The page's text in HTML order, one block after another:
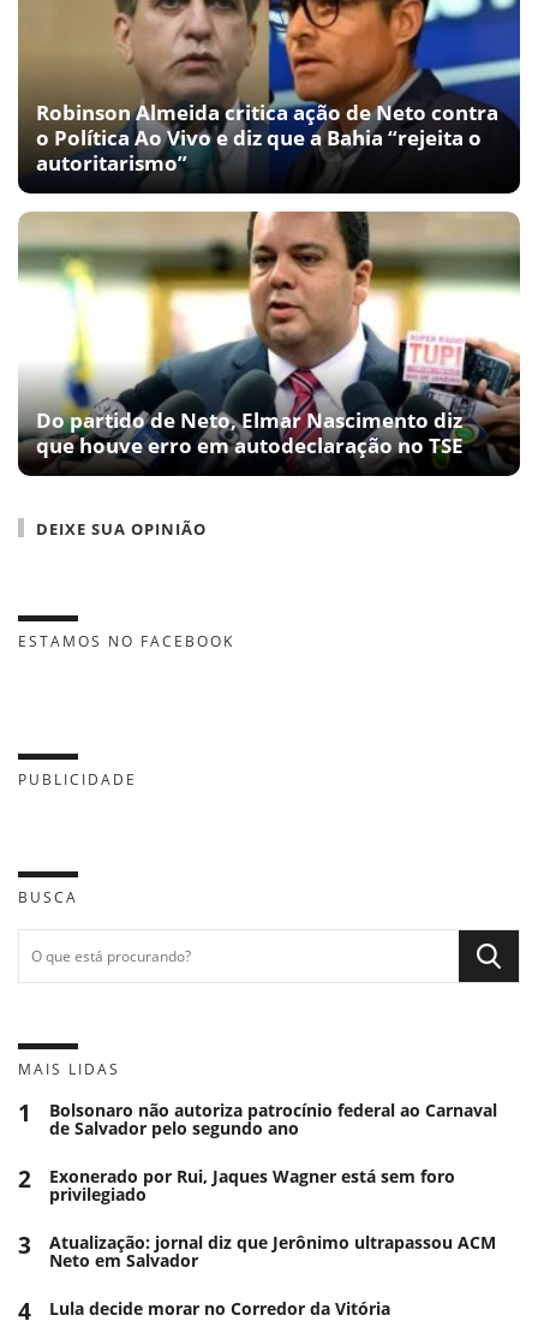
Robinson Almeida critica ação de Neto contra
o Política Ao Vivo e diz que a Bahia “rejeita o
autoritarismo”
Do partido de Neto, Elmar Nascimento diz
que houve erro em autodeclaração no TSE
DEIXE SUA OPINIÃO
ESTAMOS NO FACEBOOK
PUBLICIDADE
BUSCA
MAIS LIDAS
1 Bolsonaro não autoriza patrocínio federal ao Carnaval
de Salvador pelo segundo ano
2 Exonerado por Rui, Jaques Wagner está sem foro
privilegiado
3 Atualização: jornal diz que Jerônimo ultrapassou ACM
Neto em Salvador
4 Lula decide morar no Corredor da Vitória